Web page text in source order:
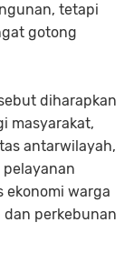
tetapi
gotong
diharapkan
masyarakat,
antarwilayah,
ekonomi warga
perkebunan